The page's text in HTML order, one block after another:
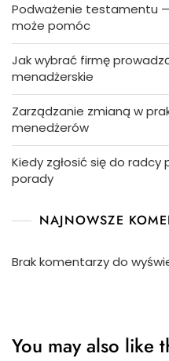
Podważenie testamentu
może pomóc
Jak wybrać firmę
menadżerskie
Zarządzanie zmianą w
menedżerów
Kiedy zgłosić się do
porady
NAJNOWSZE
Brak komentarzy do
You may also like